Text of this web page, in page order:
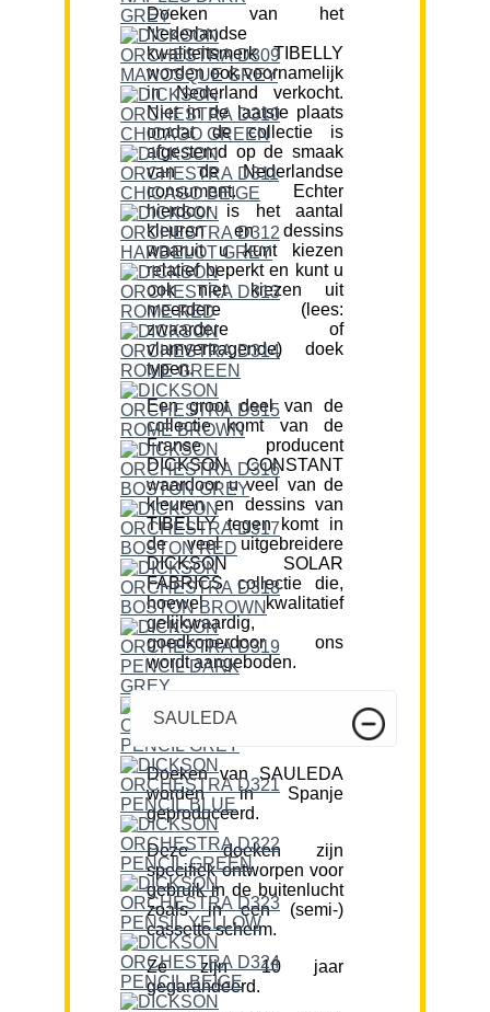
Doeken van het
Nederlandse
kwaliteitsmerk TIBELLY
worden ook voornamelijk
in Nederland verkocht.
Niet in de laatste plaats
omdat de collectie is
afgestemd op de smaak
van de Nederlandse
consument. Echter
hierdoor is het aantal
kleuren en dessins
waaruit u kunt kiezen
relatief beperkt en kunt u
ook niet kiezen uit
meerdere (lees:
zwaardere of
vlamvertragende) doek
typen.
Een groot deel van de
collectie komt van de
Franse producent
DICKSON CONSTANT
waardoor u veel van de
kleuren en dessins van
TIBELLY tegen komt in
de veel uitgebreidere
DICKSON SOLAR
FABRICS collectie die,
hoewel kwalitatief
gelijkwaardig,
goedkoperdoor ons
wordt aangeboden.
SAULEDA
Doeken van SAULEDA
worden in Spanje
geproduceerd.
Deze doeken zijn
specifiek ontworpen voor
gebruik in de buitenlucht
zoals in een (semi-)
cassette scherm.
Ze zijn 10 jaar
gegarandeerd.